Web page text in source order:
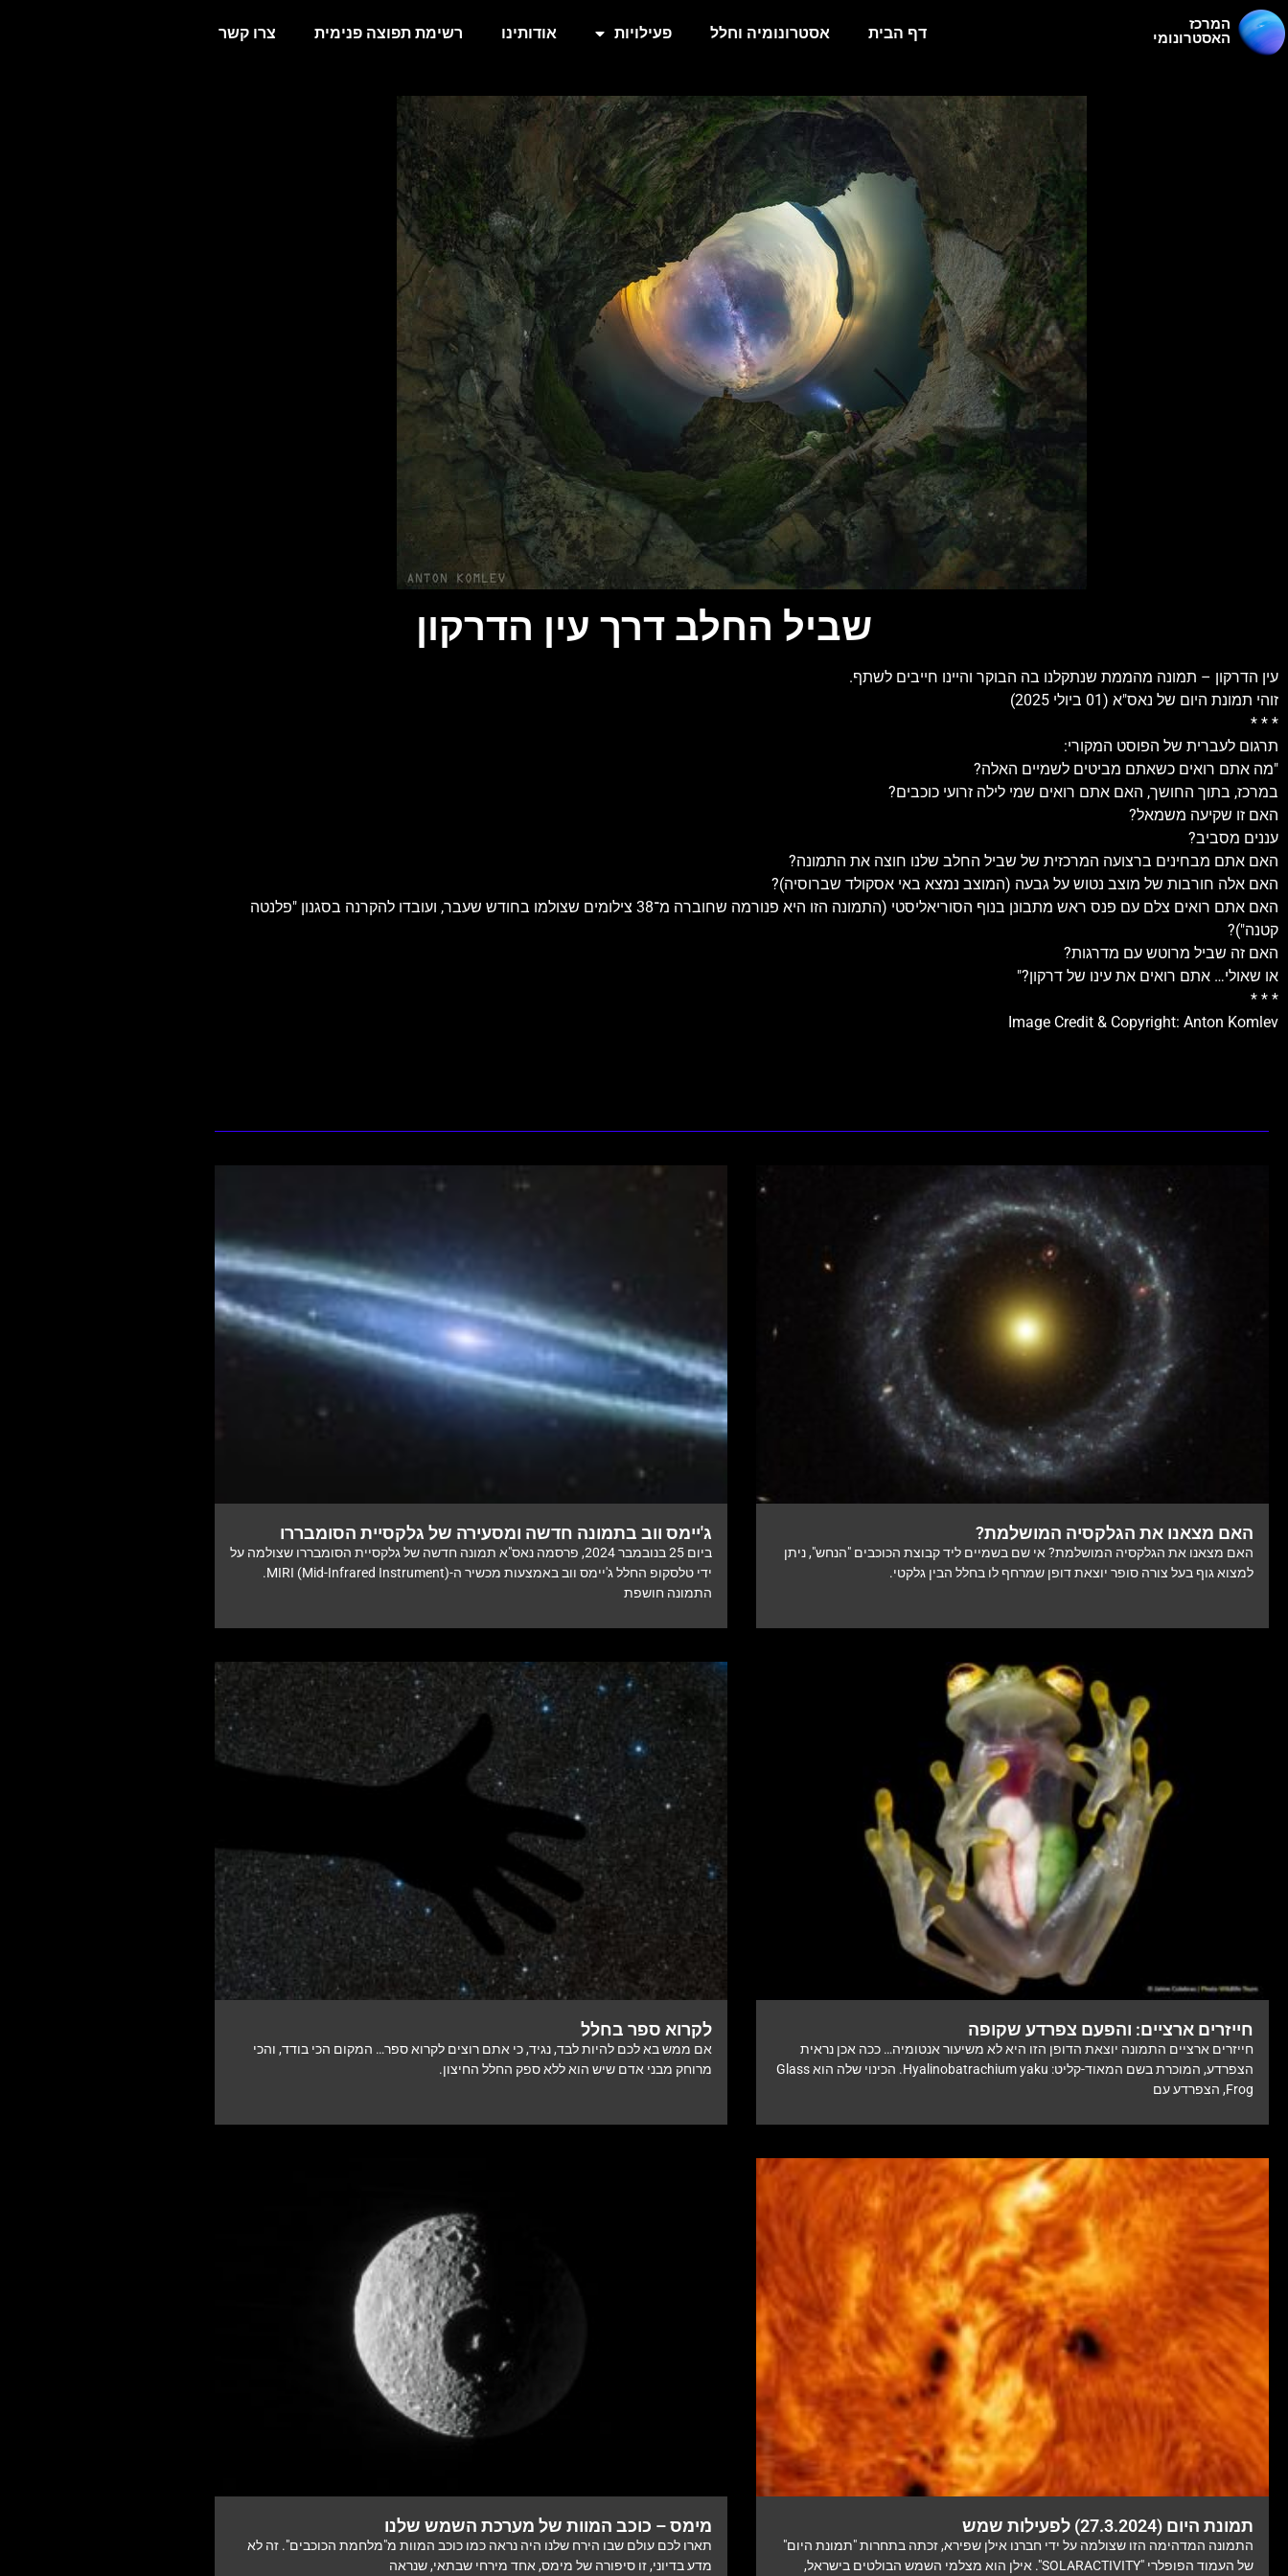
המרכז
האסטרונומי
דף הבית אסטרונומיה וחלל פעילויות אודותינו רשימת תפוצה פנימית צרו קשר
שביל החלב דרך עין הדרקון
עין הדרקון – תמונה מהממת שנתקלנו בה הבוקר והיינו חייבים לשתף.
זוהי תמונת היום של נאס"א (01 ביולי 2025)
* * *
תרגום לעברית של הפוסט המקורי:
"מה אתם רואים כשאתם מביטים לשמיים האלה?
במרכז, בתוך החושך, האם אתם רואים שמי לילה זרועי כוכבים?
האם זו שקיעה משמאל?
עננים מסביב?
האם אתם מבחינים ברצועה המרכזית של שביל החלב שלנו חוצה את התמונה?
האם אלה חורבות של מוצב נטוש על גבעה (המוצב נמצא באי אסקולד שברוסיה)?
האם אתם רואים צלם עם פנס ראש מתבונן בנוף הסוריאליסטי (התמונה הזו היא פנורמה שחוברה מ־38 צילומים שצולמו בחודש שעבר, ועובדו להקרנה בסגנון "פלנטה
קטנה")?
האם זה שביל מרוטש עם מדרגות?
או שאולי… אתם רואים את עינו של דרקון?"
* * *
Image Credit & Copyright: Anton Komlev
האם מצאנו את הגלקסיה המושלמת?
האם מצאנו את הגלקסיה המושלמת? אי שם בשמיים ליד קבוצת הכוכבים "הנחש", ניתן
למצוא גוף בעל צורה סופר יוצאת דופן שמרחף לו בחלל הבין גלקטי.
ג'יימס ווב בתמונה חדשה ומסעירה של גלקסיית הסומבררו
ביום 25 בנובמבר 2024, פרסמה נאס"א תמונה חדשה של גלקסיית הסומבררו שצולמה על
ידי טלסקופ החלל ג'יימס ווב באמצעות מכשיר ה-MIRI (Mid-Infrared Instrument).
התמונה חושפת
חייזרים ארציים: והפעם צפרדע שקופה
חייזרים ארציים התמונה יוצאת הדופן הזו היא לא משיעור אנטומיה… ככה אכן נראית
הצפרדע, המוכרת בשם המאוד-קליט: Hyalinobatrachium yaku. הכינוי שלה הוא Glass
Frog, הצפרדע עם
לקרוא ספר בחלל
אם ממש בא לכם להיות לבד, נגיד, כי אתם רוצים לקרוא ספר… המקום הכי בודד, והכי
מרוחק מבני אדם שיש הוא ללא ספק החלל החיצון.
תמונת היום (27.3.2024) לפעילות שמש
התמונה המדהימה הזו שצולמה על ידי חברנו אילן שפירא, זכתה בתחרות "תמונת היום"
של העמוד הפופלרי "SOLARACTIVITY". אילן הוא מצלמי השמש הבולטים בישראל,
מימס – כוכב המוות של מערכת השמש שלנו
תארו לכם עולם שבו הירח שלנו היה נראה כמו כוכב המוות מ"מלחמת הכוכבים". זה לא
מדע בדיוני, זו סיפורה של מימס, אחד מירחי שבתאי, שנראה